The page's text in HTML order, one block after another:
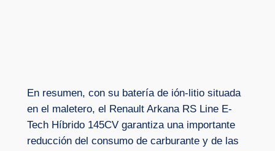
En resumen, con su batería de ión-litio situada
en el maletero, el Renault Arkana RS Line E-
Tech Híbrido 145CV garantiza una importante
reducción del consumo de carburante y de las